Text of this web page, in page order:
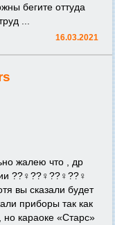
бегите оттуда
...
16.03.2021
жалею что , др
??‍♀️??‍♀️??‍♀️??‍♀️
вы сказали будет
приборы так как
караоке «Старс»